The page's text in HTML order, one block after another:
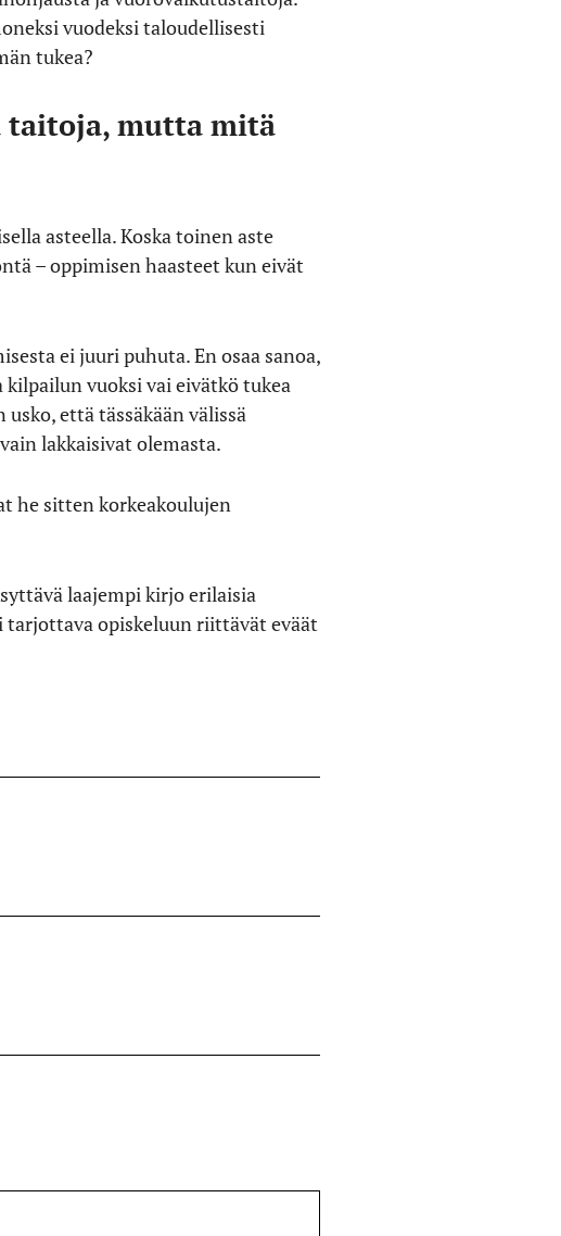
vuodeksi taloudellisesti
tukea?
taitoja, mutta mitä
asteella. Koska toinen aste
– oppimisen haasteet kun eivät
ei juuri puhuta. En osaa sanoa,
vuoksi vai eivätkö tukea
että tässäkään välissä
lakkaisivat olemasta.
he sitten korkeakoulujen
laajempi kirjo erilaisia
opiskeluun riittävät eväät